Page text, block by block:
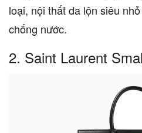
loại, nội thất da lộn siêu
chống nước.
2. Saint Laurent